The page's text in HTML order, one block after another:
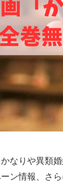
なりや異類
ン情報、さ